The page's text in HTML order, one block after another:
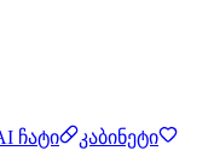
ჩატი
კაბინეტი